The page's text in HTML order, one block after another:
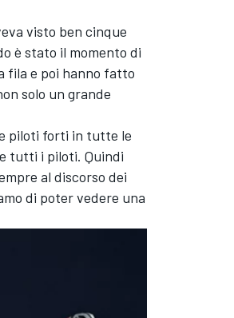
visto ben cinque
è stato il momento di
fila e poi hanno fatto
solo un grande
piloti forti in tutte le
tutti i piloti. Quindi
al discorso dei
di poter vedere una